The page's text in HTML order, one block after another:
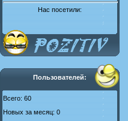
Нас посетили:
Пользователей:
Всего: 60
Новых за месяц: 0